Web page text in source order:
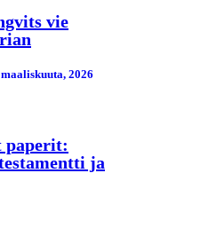
vie
2026
paperit:
ja